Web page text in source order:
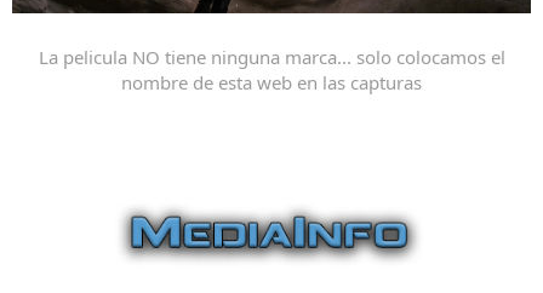
La pelicula NO tiene ninguna marca... solo colocamos el
nombre de esta web en las capturas